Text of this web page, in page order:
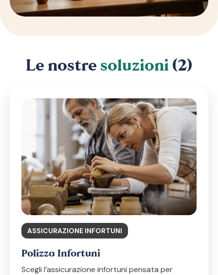
Le nostre soluzioni (2)
ASSICURAZIONE INFORTUNI
Polizza Infortuni
Scegli l’assicurazione infortuni pensata per